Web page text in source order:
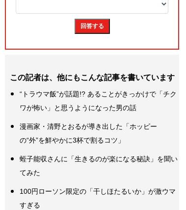
この記者は、他にもこんな記事を書いています
“トラウマ飯”が話題!? あることがきっかけで「チク
ワが怖い」と思うようになった男の話
漫画家・清野とおるが導き出した「ホッピー
の“外”を鮮やかに3杯で割るコツ」
蛭子能収さんに「生きるのが楽になる秘訣」を聞い
てみた
100円ローソン限定の「干しほたるいか」が激ウマ
すぎる